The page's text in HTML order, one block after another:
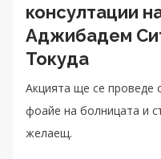
консултации
Аджибадем
Токуда
Акцията ще се проведе
фоайе на болницата и
желаещ.